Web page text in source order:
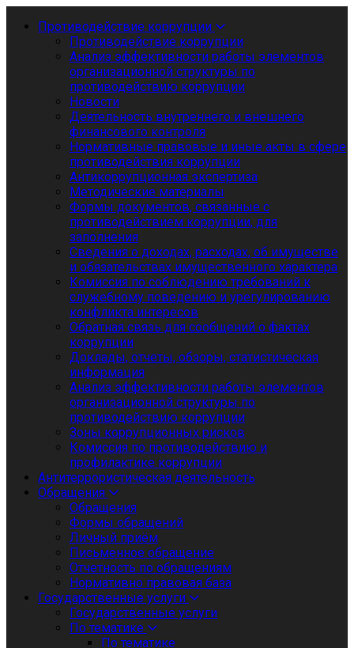
Противодействие коррупции
Противодействие коррупции
Анализ эффективности работы элементов
организационной структуры по
противодействию коррупции
Новости
Деятельность внутреннего и внешнего
финансового контроля
Нормативные правовые и иные акты в сфере
противодействия коррупции
Антикоррупционная экспертиза
Методические материалы
Формы документов, связанные с
противодействием коррупции, для
заполнения
Сведения о доходах, расходах, об имуществе
и обязательствах имущественного характера
Комиссия по соблюдению требований к
служебному поведению и урегулированию
конфликта интересов
Обратная связь для сообщений о фактах
коррупции
Доклады, отчеты, обзоры, статистическая
информация
Анализ эффективности работы элементов
организационной структуры по
противодействию коррупции
Зоны коррупционных рисков
Комиссия по противодействию и
профилактике коррупции
Антитеррористическая деятельность
Обращения
Обращения
Формы обращений
Личный приём
Письменное обращение
Отчетность по обращениям
Нормативно правовая база
Государственные услуги
Государственные услуги
По тематике
По тематике